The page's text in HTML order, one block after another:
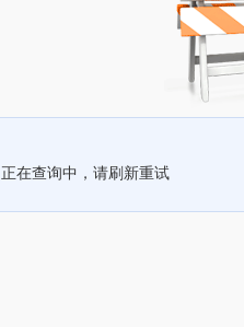
正在查询中，请刷新重试